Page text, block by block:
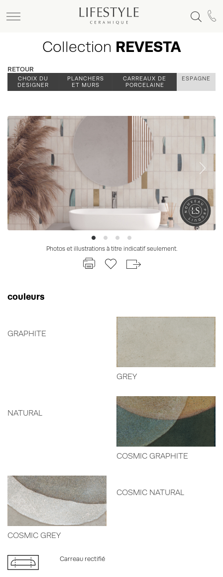
Collection REVESTA
RETOUR
CHOIX DU
DESIGNER
PLANCHERS
ET MURS
CARREAUX DE
PORCELAINE
ESPAGNE
Photos et illustrations à titre indicatif seulement.
couleurs
GRAPHITE
GREY
NATURAL
COSMIC GRAPHITE
COSMIC GREY
COSMIC NATURAL
Carreau rectifié